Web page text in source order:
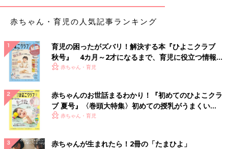
赤ちゃん・育児の人気記事ランキング
育児の困ったがズバリ！解決する本『ひよこクラブ
秋号』 4カ月～2才になるまで、育児に役立つ情報が
いっぱい！
赤ちゃん・育児
赤ちゃんのお世話まるわかり！『初めてのひよこクラ
ブ 夏号』〈巻頭大特集〉初めての授乳がうまくい
く！ おっぱい・ミルクの基本と夏のトラブル 解決テ
赤ちゃん・育児
赤ちゃんが生まれたら！2冊の「たまひよ」